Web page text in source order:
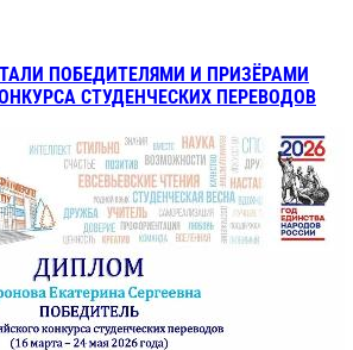
ПОБЕДИТЕЛЯМИ И ПРИЗЁРАМИ
СТУДЕНЧЕСКИХ ПЕРЕВОДОВ